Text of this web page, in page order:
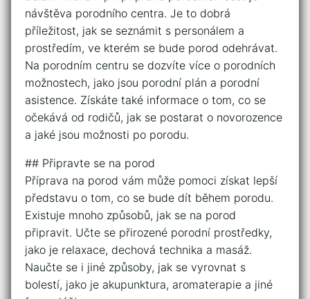
návštěva porodního centra. Je to dobrá
příležitost, jak se seznámit s personálem a
prostředím, ve kterém se bude porod odehrávat.
Na porodním centru se dozvíte více o porodních
možnostech, jako jsou porodní plán a porodní
asistence. Získáte také informace o tom, co se
očekává od rodičů, jak se postarat o novorozence
a jaké jsou možnosti po porodu.
## Připravte se na porod
Příprava na porod vám může pomoci získat lepší
představu o tom, co se bude dít během porodu.
Existuje mnoho způsobů, jak se na porod
připravit. Učte se přirozené porodní prostředky,
jako je relaxace, dechová technika a masáž.
Naučte se i jiné způsoby, jak se vyrovnat s
bolestí, jako je akupunktura, aromaterapie a jiné